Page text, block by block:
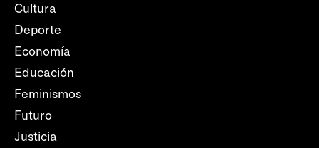
Cultura
Deporte
Economía
Educación
Feminismos
Futuro
Justicia